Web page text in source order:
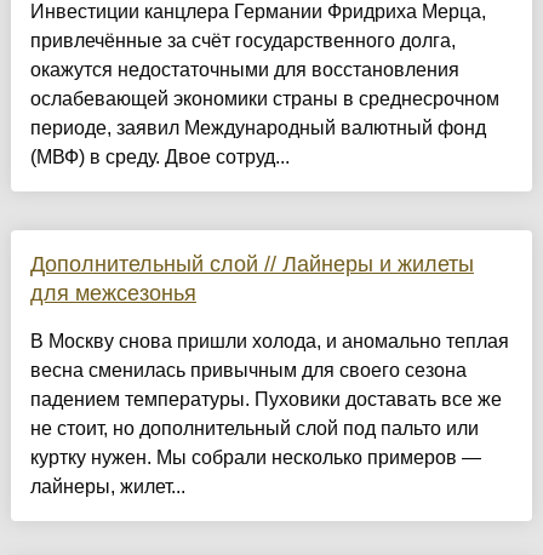
Инвестиции канцлера Германии Фридриха Мерца,
привлечённые за счёт государственного долга,
окажутся недостаточными для восстановления
ослабевающей экономики страны в среднесрочном
периоде, заявил Международный валютный фонд
(МВФ) в среду. Двое сотруд...
Дополнительный слой // Лайнеры и жилеты
для межсезонья
В Москву снова пришли холода, и аномально теплая
весна сменилась привычным для своего сезона
падением температуры. Пуховики доставать все же
не стоит, но дополнительный слой под пальто или
куртку нужен. Мы собрали несколько примеров —
лайнеры, жилет...